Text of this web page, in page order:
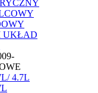
UKŁAD
4.7L